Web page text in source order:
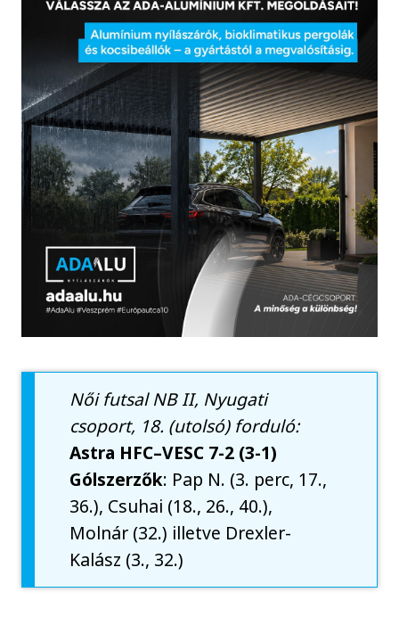
Női futsal NB II, Nyugati
csoport, 18. (utolsó) forduló:
Astra HFC–VESC 7-2 (3-1)
Gólszerzők: Pap N. (3. perc, 17.,
36.), Csuhai (18., 26., 40.),
Molnár (32.) illetve Drexler-
Kalász (3., 32.)